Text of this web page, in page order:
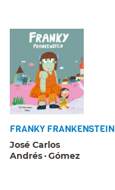
FRANKY FRANKENSTEIN
José Carlos
Andrés Gómez